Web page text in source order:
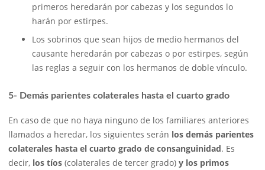
primeros heredarán por cabezas y los segundos lo
harán por estirpes.
Los sobrinos que sean hijos de medio hermanos del
causante heredarán por cabezas o por estirpes, según
las reglas a seguir con los hermanos de doble vínculo.
5- Demás parientes colaterales hasta el cuarto grado
En caso de que no haya ninguno de los familiares anteriores
llamados a heredar, los siguientes serán los demás parientes
colaterales hasta el cuarto grado de consanguinidad. Es
decir, los tíos (colaterales de tercer grado) y los primos